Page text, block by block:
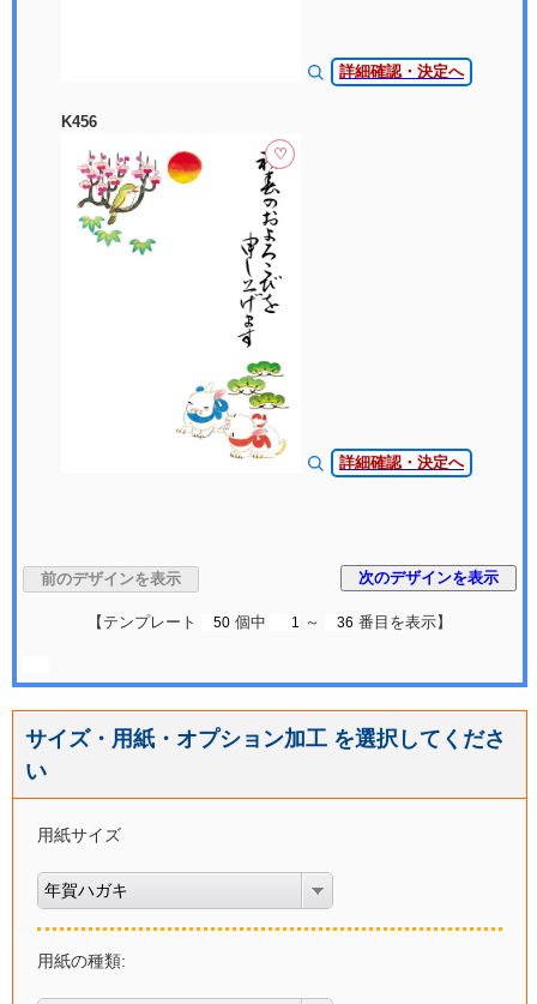
詳細確認・決定へ
K456
♡
詳細確認・決定へ
【テンプレート 個中 ～ 番目を表示】
サイズ・用紙・オプション加工 を選択してくださ
い
用紙サイズ
年賀ハガキ
用紙の種類: